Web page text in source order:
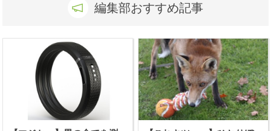
編集部おすすめ記事